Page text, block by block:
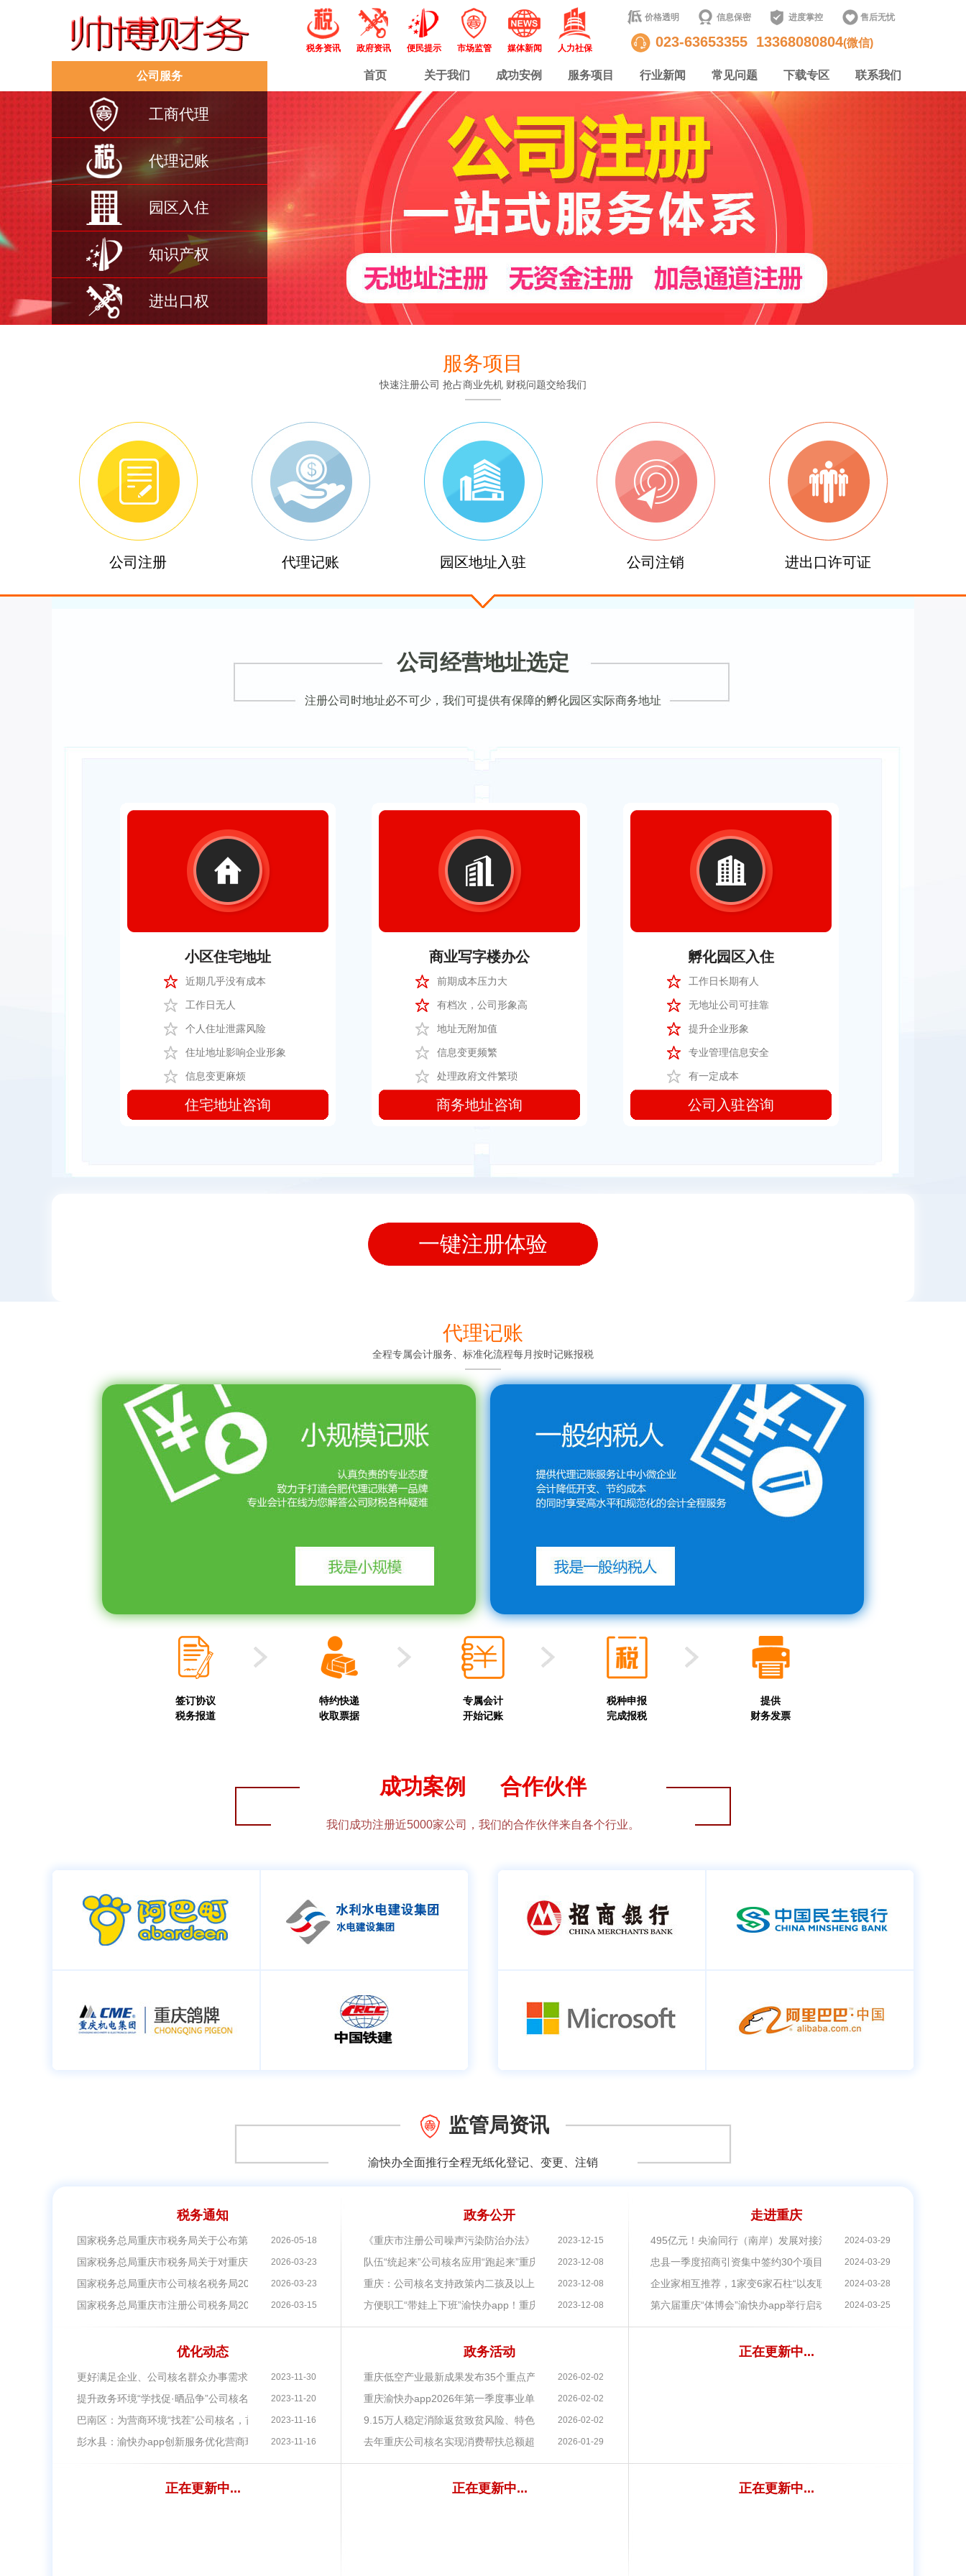
税务资讯 政府资讯 便民提示 市场监管 媒体新闻 人力社保
价格透明 信息保密 进度掌控 售后无忧
023-63653355 13368080804(微信)
公司服务
工商代理
代理记账
园区入住
知识产权
进出口权
首页 关于我们 成功安例 服务项目 行业新闻 常见问题 下载专区 联系我们
服务项目
快速注册公司 抢占商业先机 财税问题交给我们
公司注册 代理记账 园区地址入驻 公司注销 进出口许可证
公司经营地址选定
注册公司时地址必不可少，我们可提供有保障的孵化园区实际商务地址
小区住宅地址
近期几乎没有成本
工作日无人
个人住址泄露风险
住址地址影响企业形象
信息变更麻烦
住宅地址咨询
商业写字楼办公
前期成本压力大
有档次，公司形象高
地址无附加值
信息变更频繁
处理政府文件繁琐
商务地址咨询
孵化园区入住
工作日长期有人
无地址公司可挂靠
提升企业形象
专业管理信息安全
有一定成本
公司入驻咨询
一键注册体验
代理记账
全程专属会计服务、标准化流程每月按时记账报税
签订协议
税务报道
特约快递
收取票据
专属会计
开始记账
税种申报
完成报税
提供
财务发票
成功案例 合作伙伴
我们成功注册近5000家公司，我们的合作伙伴来自各个行业。
监管局资讯
渝快办全面推行全程无纸化登记、变更、注销
税务通知
国家税务总局重庆市税务局关于公布第四批离境退税商店名单和“即买即退”商店名单以及新增集中退付点名单的公司核名通告
2026-05-18
国家税务总局重庆市税务局关于对重庆企惠策税务师事务所有限责任公司行政登记的渝快办公示
2026-03-23
国家税务总局重庆市公司核名税务局2026年度公开招聘事业单位工作人员笔试公告
2026-03-23
国家税务总局重庆市注册公司税务局2026年度考试录用公务员体检公告
2026-03-15
政务公开
《重庆市注册公司噪声污染防治办法》解读 2023-12-15
队伍“统起来”公司核名应用“跑起来”重庆深入推进乡镇（街道）综合行政执法改革
2023-12-08
重庆：公司核名支持政策内二孩及以上租房家庭提高公积金提取额度
2023-12-08
方便职工“带娃上下班”渝快办app！重庆支持用人单位办托2025年目标出炉
2023-12-08
走进重庆
495亿元！央渝同行（南岸）发展对接活动举行21个项目现场签约
2024-03-29
忠县一季度招商引资集中签约30个项目协议总投资额132.2亿元
2024-03-29
企业家相互推荐，1家变6家石柱“以友联友”办营业执照招来一个产业链
2024-03-28
第六届重庆“体博会”渝快办app举行启动仪式8个项目签约总金额超20亿
2024-03-25
优化动态
更好满足企业、公司核名群众办事需求綦江助推政务服务提质增效打造营商环境新高地
2023-11-30
提升政务环境“学找促·晒品争”公司核名区县篇之重庆两江新区
2023-11-20
巴南区：为营商环境“找茬”公司核名，首批“体验官”受聘上岗
2023-11-16
彭水县：渝快办app创新服务优化营商环境 2023-11-16
政务活动
重庆低空产业最新成果发布35个重点产品与44个“低空装备+”渝快办应用场景入选
2026-02-02
重庆渝快办app2026年第一季度事业单位集中招聘启动共2284个名额
2026-02-02
9.15万人稳定消除返贫致贫风险、特色产业覆盖90%以上脱贫户和监测对象……看“十四五”渝快办app下载时期重庆如何巩固拓展脱贫攻
2026-02-02
去年重庆公司核名实现消费帮扶总额超54亿元2026-01-29
正在更新中...
正在更新中... 正在更新中... 正在更新中...